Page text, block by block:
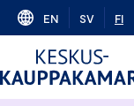
Skip
content
EN SV FI